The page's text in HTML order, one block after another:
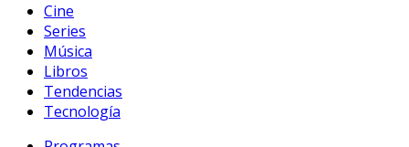
Cine
Series
Música
Libros
Tendencias
Tecnología